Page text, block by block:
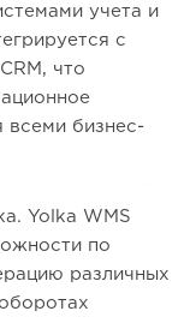
учета и
с
что
всеми бизнес-
Yolka WMS
по
различных